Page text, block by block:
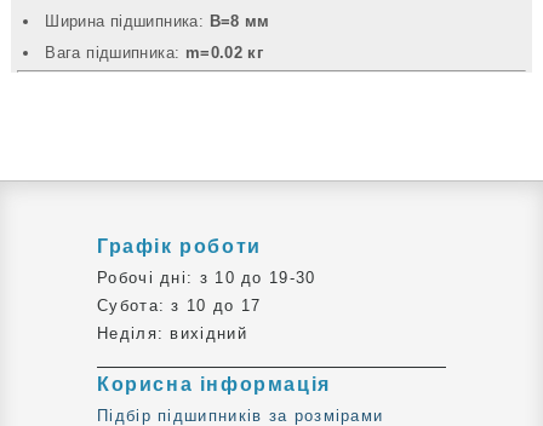
Ширина підшипника: B=8 мм
Вага підшипника: m=0.02 кг
Графік роботи
Робочі дні: з 10 до 19-30
Субота: з 10 до 17
Неділя: вихідний
Корисна інформація
Підбір підшипників за розмірами